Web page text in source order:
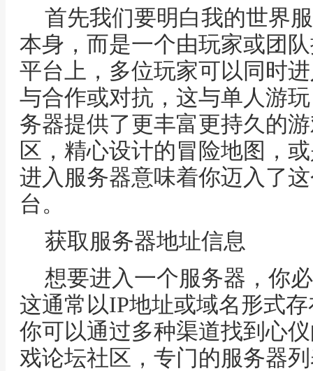
首先我们要明白我的世界
本身，而是一个由玩家或团
平台上，多位玩家可以同时
与合作或对抗，这与单人游
务器提供了更丰富更持久的
区，精心设计的冒险地图，
进入服务器意味着你迈入了
台。
获取服务器地址信息
想要进入一个服务器，你
这通常以IP地址或域名形式
你可以通过多种渠道找到心
戏论坛社区，专门的服务器